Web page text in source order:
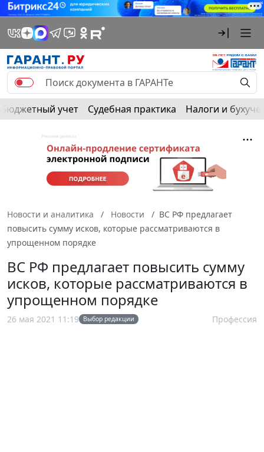
Бюджетный учет Судебная практика Налоги и
Новости и аналитика Новости
ВС РФ предлагает
повысить сумму исков, которые рассматриваются в
упрощенном порядке
ВС РФ предлагает повысить сумму
исков, которые рассматриваются в
упрощенном порядке
26 мая 2021 11:19 Выбор редакции Профессия